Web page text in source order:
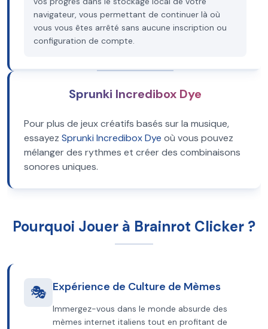
navigateur, vous permettant de continuer là où
vous vous êtes arrêté sans aucune inscription ou
configuration de compte.
Sprunki Incredibox Dye
Pour plus de jeux créatifs basés sur la musique,
essayez Sprunki Incredibox Dye où vous pouvez
mélanger des rythmes et créer des combinaisons
sonores uniques.
Pourquoi Jouer à Brainrot Clicker ?
🎭 Expérience de Culture de Mèmes
Immergez-vous dans le monde absurde des
mèmes internet italiens tout en profitant de